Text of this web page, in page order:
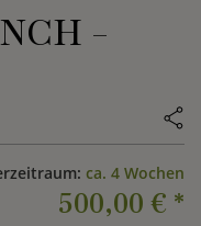
-
ca. 4 Wochen
500,00 € *